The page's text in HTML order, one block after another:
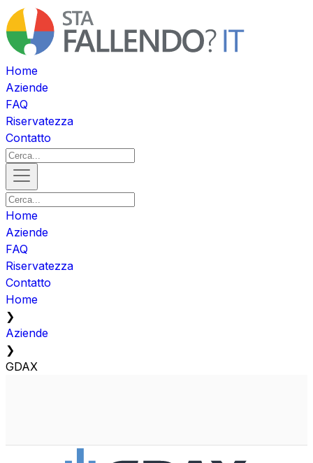
Home
Aziende
FAQ
Riservatezza
Contatto
Home
Aziende
FAQ
Riservatezza
Contatto
Home
❯
Aziende
❯
GDAX